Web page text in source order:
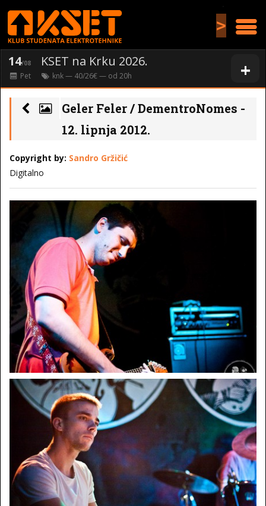
>
+
14/08 KSET na Krku 2026.
Pet knk— 40/26€ — od 20h
Geler Feler / DementroNomes -
12. lipnja 2012.
Copyright by: Sandro Gržičić
Digitalno